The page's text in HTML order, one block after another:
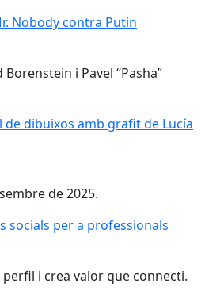
Nobody contra Putin
Nobody contra Putin
i Pavel “Pasha”
de dibuixos amb grafit de Lucía
de dibuixos amb grafit de Lucía
de 2025.
socials per a professionals
socials per a professionals
i crea valor que connecti.